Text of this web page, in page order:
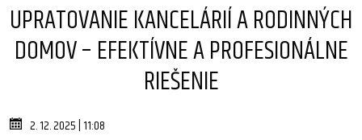
UPRATOVANIE KANCELÁRIÍ A RODINNÝCH
DOMOV – EFEKTÍVNE A PROFESIONÁLNE
RIEŠENIE
2. 12. 2025 | 11:08